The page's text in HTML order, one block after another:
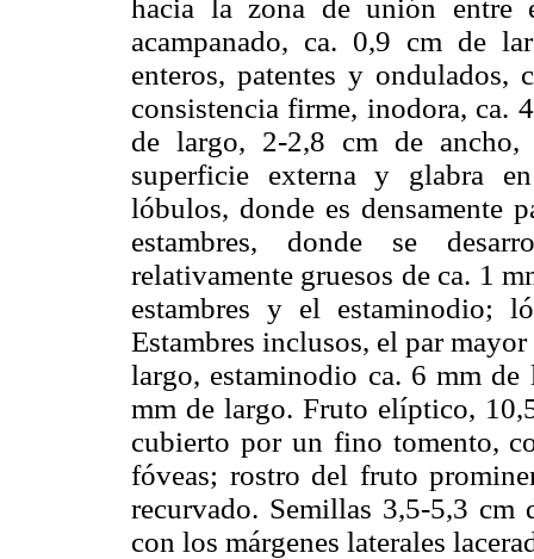
hacia la zona de unión entre
acampanado, ca. 0,9 cm de
enteros, patentes y
consistencia firme, inodora, ca.
de largo, 2-2,8 cm de
superficie externa y glabra
lóbulos, donde es densamente
estambres, donde se
relativamente gruesos de ca. 1
estambres y el estaminodio;
Estambres inclusos, el par
largo, estaminodio ca. 6 mm de
mm de largo. Fruto elíptico,
cubierto por un fino tomento,
fóveas; rostro del fruto
recurvado. Semillas 3,5-5,3 cm
con los márgenes laterales